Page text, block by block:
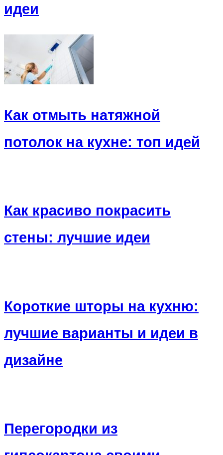
идеи
Как отмыть натяжной
потолок на кухне: топ идей
Как красиво покрасить
стены: лучшие идеи
Короткие шторы на кухню:
лучшие варианты и идеи в
дизайне
Перегородки из